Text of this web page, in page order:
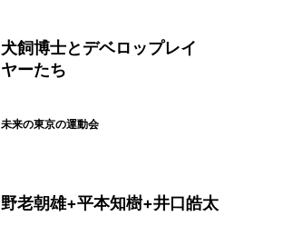
犬飼博士とデベロップレイ
ヤーたち
未来の東京の運動会
野老朝雄+平本知樹+井口皓太